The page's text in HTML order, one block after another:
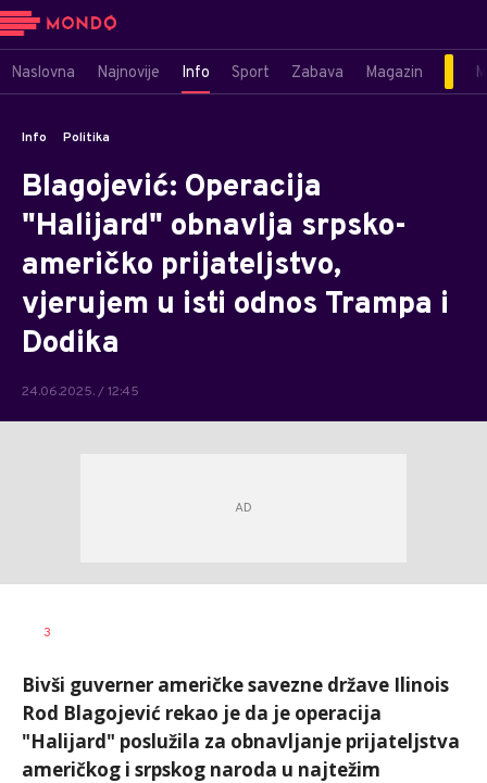
Naslovna Najnovije Info Sport Zabava Magazin
Info Politika
Blagojević: Operacija
"Halijard" obnavlja srpsko-
američko prijateljstvo,
vjerujem u isti odnos Trampa i
Dodika
24.06.2025. / 12:45
3
Bivši guverner američke savezne države Ilinois
Rod Blagojević rekao je da je operacija
"Halijard" poslužila za obnavljanje prijateljstva
američkog i srpskog naroda u najtežim